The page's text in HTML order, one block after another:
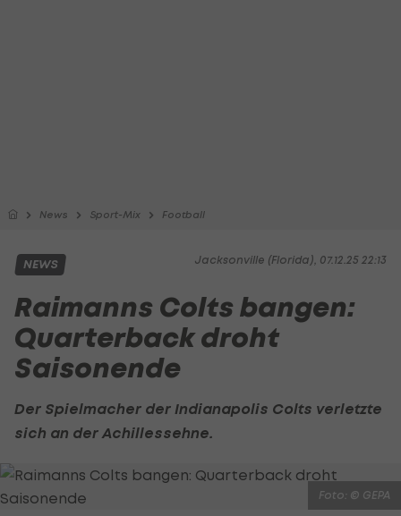
News Sport-Mix Football
Jacksonville (Florida), 07.12.25 22:13
NEWS
Raimanns Colts bangen:
Quarterback droht
Saisonende
Der Spielmacher der Indianapolis Colts verletzte
sich an der Achillessehne.
Foto: © GEPA